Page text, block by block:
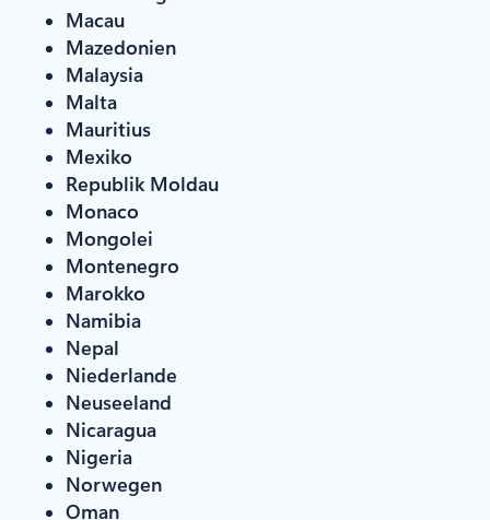
Macau
Mazedonien
Malaysia
Malta
Mauritius
Mexiko
Republik Moldau
Monaco
Mongolei
Montenegro
Marokko
Namibia
Nepal
Niederlande
Neuseeland
Nicaragua
Nigeria
Norwegen
Oman